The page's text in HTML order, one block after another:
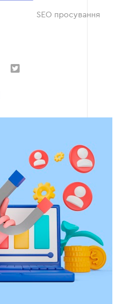
SEO просування